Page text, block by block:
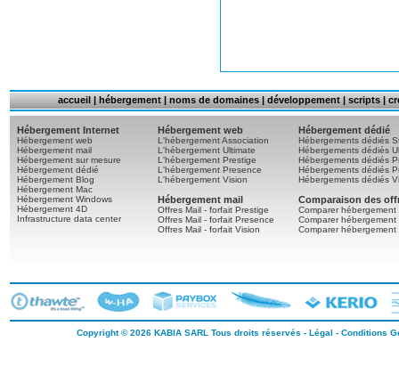
accueil|hébergement|noms de domaines|développement|scripts|
Hébergement Internet
Hébergement web
Hébergement mail
Hébergement sur mesure
Hébergement dédié
Hébergement Blog
Hébergement Mac
Hébergement Windows
Hébergement 4D
Infrastructure data center
Hébergement web
L'hébergement Association
L'hébergement Ultimate
L'hébergement Prestige
L'hébergement Presence
L'hébergement Vision
Hébergement mail
Offres Mail - forfait Prestige
Offres Mail - forfait Presence
Offres Mail - forfait Vision
Hébergement dédié
Hébergements dédiés
Hébergements dédiés
Hébergements dédiés
Hébergements dédiés
Hébergements dédiés
Comparaison des
Comparer hébergement
Comparer hébergement
Comparer hébergement
Copyright © 2026 KABIA SARL Tous droits réservés - Légal - Conditions